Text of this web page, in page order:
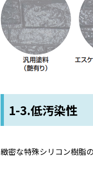
1-3.低汚染性
緻密な特殊シリコン樹脂